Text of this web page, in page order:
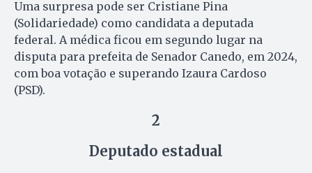
Uma surpresa pode ser Cristiane Pina
(Solidariedade) como candidata a deputada
federal. A médica ficou em segundo lugar na
disputa para prefeita de Senador Canedo, em 2024,
com boa votação e superando Izaura Cardoso
(PSD).
2
Deputado estadual